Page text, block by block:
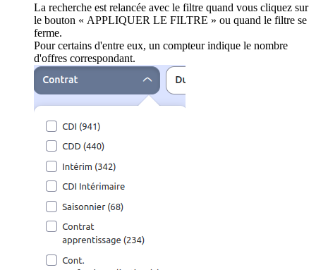
La recherche est relancée avec le filtre quand vous cliquez sur
le bouton « APPLIQUER LE FILTRE » ou quand le filtre se
ferme.
Pour certains d'entre eux, un compteur indique le nombre
d'offres correspondant.